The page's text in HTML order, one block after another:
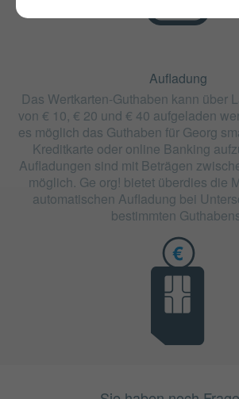
Aufladung
Das Wertkarten-Guthaben kann über
von € 10, € 20 und € 40 aufgeladen
es möglich das Guthaben für Georg
Kreditkarte oder online Banking
Aufladungen sind mit Beträgen
möglich. Ge org! bietet überdies die
automatischen Aufladung bei
bestimmten